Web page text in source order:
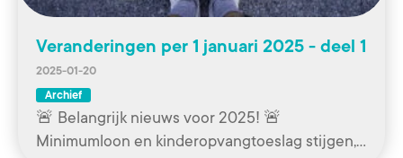
Veranderingen per 1 januari 2025 - deel 1
2025-01-20
Archief
🚨 Belangrijk nieuws voor 2025! 🚨
Minimumloon en kinderopvangtoeslag stijgen,…